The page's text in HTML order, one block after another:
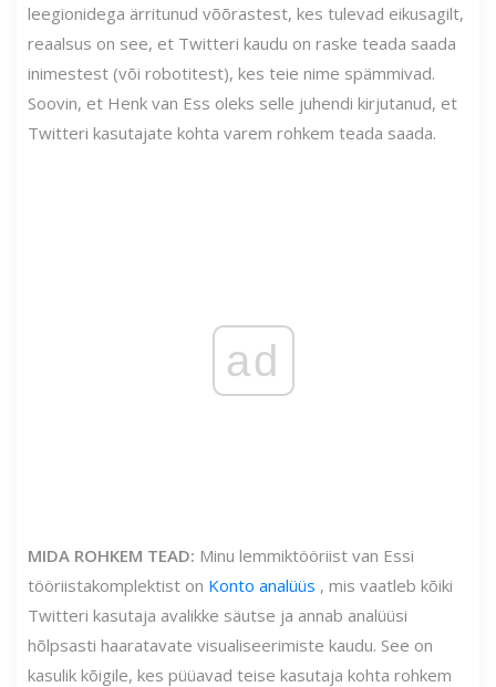
leegionidega ärritunud võõrastest, kes tulevad eikusagilt,
reaalsus on see, et Twitteri kaudu on raske teada saada
inimestest (või robotitest), kes teie nime spämmivad.
Soovin, et Henk van Ess oleks selle juhendi kirjutanud, et
Twitteri kasutajate kohta varem rohkem teada saada.
ad
MIDA ROHKEM TEAD: Minu lemmiktööriist van Essi
tööriistakomplektist on Konto analüüs , mis vaatleb kõiki
Twitteri kasutaja avalikke säutse ja annab analüüsi
hõlpsasti haaratavate visualiseerimiste kaudu. See on
kasulik kõigile, kes püüavad teise kasutaja kohta rohkem